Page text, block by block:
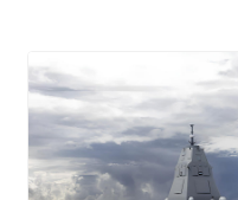
내일을 위한 다양한
제공하며
성장을 이